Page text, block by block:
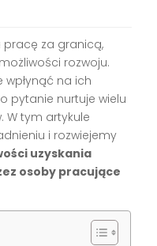
pracę za granicą,
rozwoju.
na ich
pytanie nurtuje wielu
W tym artykule
i rozwiejemy
uzyskania
osoby pracujące